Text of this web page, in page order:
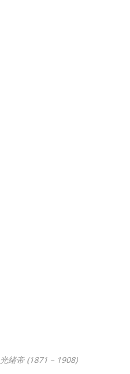
绪帝 (1871 – 1908)